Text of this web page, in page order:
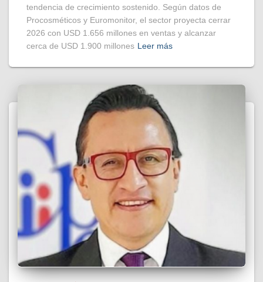
tendencia de crecimiento sostenido. Según datos de
Procosméticos y Euromonitor, el sector proyecta cerrar
2026 con USD 1.656 millones en ventas y alcanzar
cerca de USD 1.900 millones Leer más